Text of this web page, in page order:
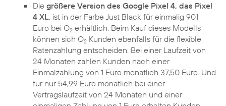
Die größere Version des Google Pixel 4, das Pixel
4 XL, ist in der Farbe Just Black für einmalig 901
Euro bei O2 erhältlich. Beim Kauf dieses Modells
können sich O2 Kunden ebenfalls für die flexible
Ratenzahlung entscheiden: Bei einer Laufzeit von
24 Monaten zahlen Kunden nach einer
Einmalzahlung von 1 Euro monatlich 37,50 Euro. Und
für nur 54,99 Euro monatlich bei einer
Vertragslaufzeit von 24 Monaten und einer